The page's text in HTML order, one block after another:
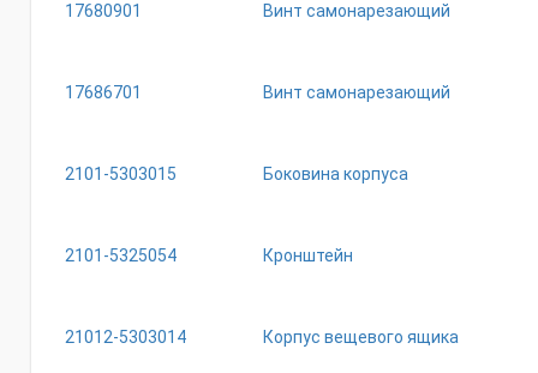
17680901 Винт самонарезающий
17686701 Винт самонарезающий
2101-5303015 Боковина корпуса
2101-5325054 Кронштейн
21012-5303014 Корпус вещевого ящика